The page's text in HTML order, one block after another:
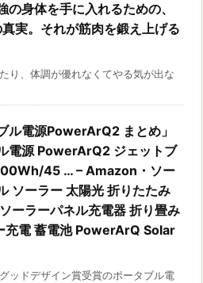
の身体を手に入れるための、
実。それが筋肉を鍛え上げる
り、体調が優れなくてやる気が出な
ル電源PowerArQ2 まとめ」
電源 PowerArQ2 ジェットブ
45 … – Amazon・ソー
ソーラー 太陽光 折りたたみ
ーラーパネル充電器 折り畳み
充電 蓄電池 PowerArQ Solar
ッドデザイン賞受賞のポータブル電